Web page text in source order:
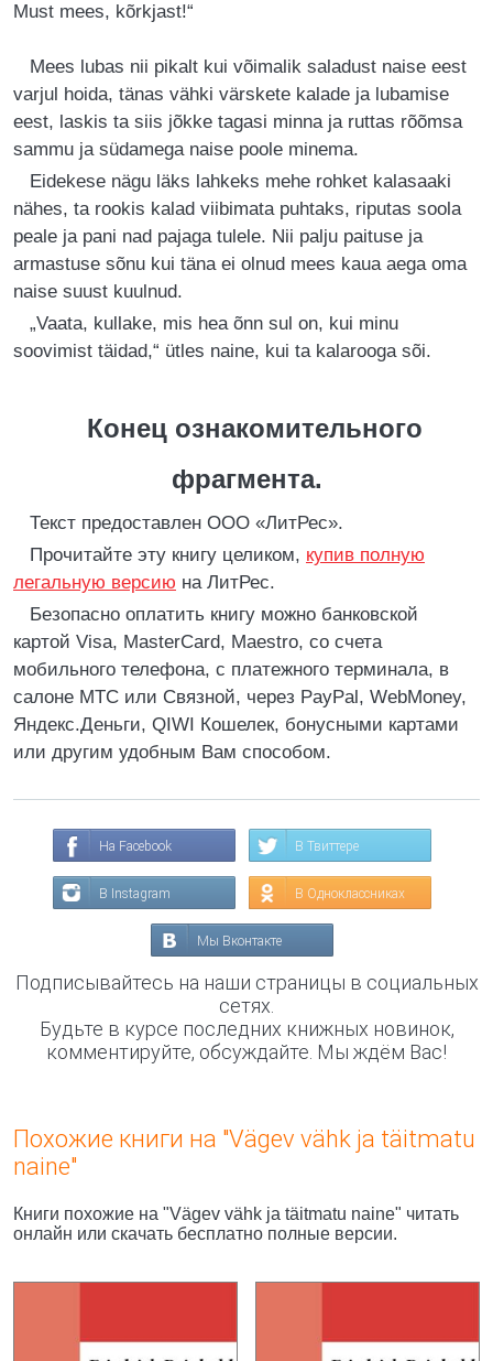
Must mees, kõrkjast!“
Mees lubas nii pikalt kui võimalik saladust naise eest
varjul hoida, tänas vähki värskete kalade ja lubamise
eest, laskis ta siis jõkke tagasi minna ja ruttas rõõmsa
sammu ja südamega naise poole minema.
Eidekese nägu läks lahkeks mehe rohket kalasaaki
nähes, ta rookis kalad viibimata puhtaks, riputas soola
peale ja pani nad pajaga tulele. Nii palju paituse ja
armastuse sõnu kui täna ei olnud mees kaua aega oma
naise suust kuulnud.
„Vaata, kullake, mis hea õnn sul on, kui minu
soovimist täidad,“ ütles naine, kui ta kalarooga sõi.
Конец ознакомительного
фрагмента.
Текст предоставлен ООО «ЛитРес».
Прочитайте эту книгу целиком, купив полную
легальную версию на ЛитРес.
Безопасно оплатить книгу можно банковской
картой Visa, MasterCard, Maestro, со счета
мобильного телефона, с платежного терминала, в
салоне МТС или Связной, через PayPal, WebMoney,
Яндекс.Деньги, QIWI Кошелек, бонусными картами
или другим удобным Вам способом.
На Facebook В Твиттере
В Instagram В Одноклассниках
Мы Вконтакте
Подписывайтесь на наши страницы в социальных
сетях.
Будьте в курсе последних книжных новинок,
комментируйте, обсуждайте. Мы ждём Вас!
Похожие книги на "Vägev vähk ja täitmatu
naine"
Книги похожие на "Vägev vähk ja täitmatu naine" читать
онлайн или скачать бесплатно полные версии.